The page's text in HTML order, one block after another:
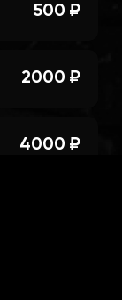
500 ₽
2000 ₽
4000 ₽